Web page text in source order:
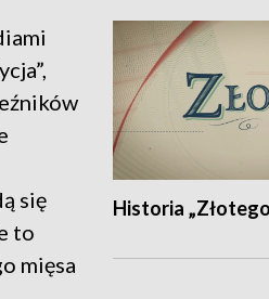
Historia
się
to
mięsa